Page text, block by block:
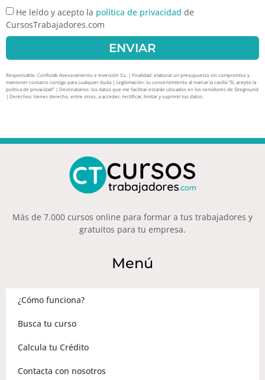
He leído y acepto la política de privacidad de
CursosTrabajadores.com
ENVIAR
Responsable: Confislab Asesoramiento e Inversión S.L. | Finalidad: elaborar un presupuesto sin compromiso y
mantener contacto contigo para cualquier duda | Legitimación: tu consentimiento al marcar la casilla “Sí, acepto la
política de privacidad” | Destinatarios: los datos que me facilitas estarán ubicados en los servidores de Siteground
| Derechos: tienes derecho, entre otros, a acceder, rectificar, limitar y suprimir tus datos.
Más de 7.000 cursos online para formar a tus trabajadores y
gratuitos para tu empresa.
Menú
¿Cómo funciona?
Busca tu curso
Calcula tu Crédito
Contacta con nosotros